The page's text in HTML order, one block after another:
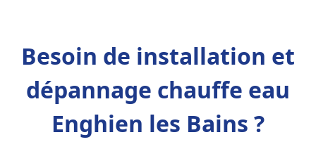
Besoin de installation et
dépannage chauffe eau
Enghien les Bains ?